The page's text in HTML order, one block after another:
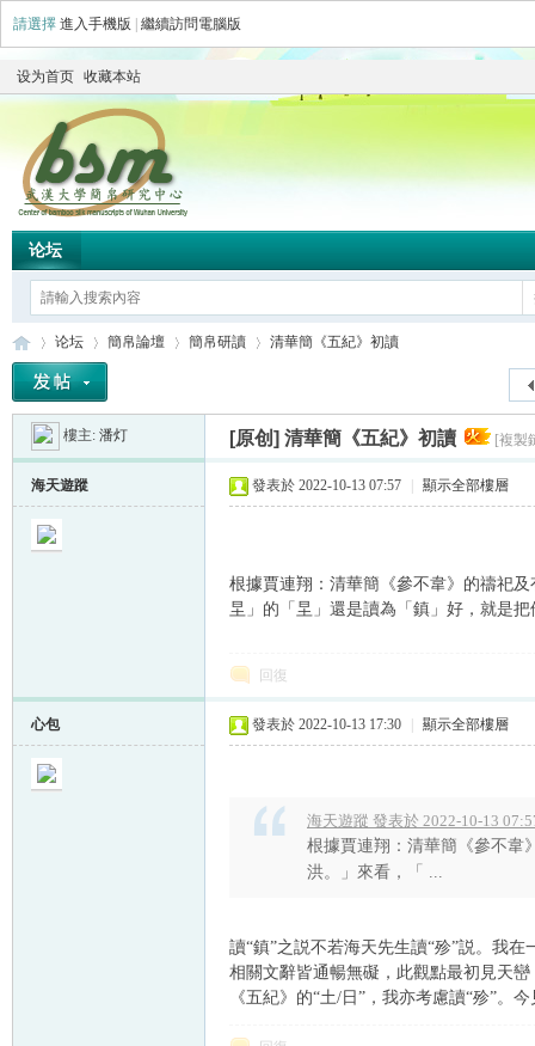
請選擇 進入手機版 繼續訪問電腦版
设为首页 收藏本站
论坛
»
论坛
›
簡帛論壇 簡帛研讀
›
清華簡《五紀》初讀
樓主: 潘灯 [原创] 清華簡《五紀》初讀 [複製
海天遊蹤 發表於 2022-10-13 07:57 顯示全部樓層
根據賈連翔：清華簡《參不韋》的禱祀
圼」的「圼」還是讀為「鎮」好，就是把
回復
心包 發表於 2022-10-13 17:30 顯示全部樓層
海天遊蹤 發表於 2022-10-13
根據賈連翔：清華簡《參不韋
洪。」來看，「 ...
讀“鎮”之説不若海天先生讀“殄”説。我
相關文辭皆通暢無礙，此觀點最初見天巒
《五紀》的“土/日”，我亦考慮讀“殄”。